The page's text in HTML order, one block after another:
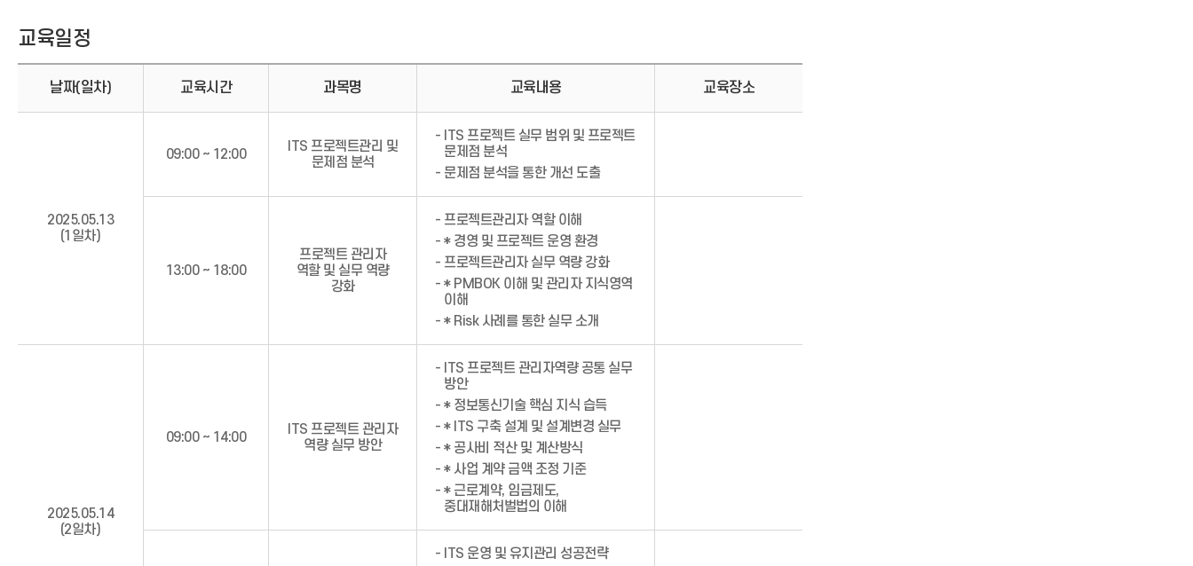
교육일정
날짜(일차) 교육시간 과목명 교육내용 교육장소
2025.05.13
(1일차)
09:00 ~ 12:00
ITS 프로젝트관리 및
문제점 분석
- ITS 프로젝트 실무 범위 및 프로젝트
문제점 분석
- 문제점 분석을 통한 개선 도출
13:00 ~ 18:00
프로젝트 관리자
역할 및 실무 역량
강화
- 프로젝트관리자 역할 이해
- * 경영 및 프로젝트 운영 환경
- 프로젝트관리자 실무 역량 강화
- * PMBOK 이해 및 관리자 지식영역
이해
- * Risk 사례를 통한 실무 소개
2025.05.14
(2일차)
09:00 ~ 14:00
ITS 프로젝트 관리자
역량 실무 방안
- ITS 프로젝트 관리자역량 공통 실무
방안
- * 정보통신기술 핵심 지식 습득
- * ITS 구축 설계 및 설계변경 실무
- * 공사비 적산 및 계산방식
- * 사업 계약 금액 조정 기준
- * 근로계약, 임금제도,
중대재해처벌법의 이해
- ITS 운영 및 유지관리 성공전략